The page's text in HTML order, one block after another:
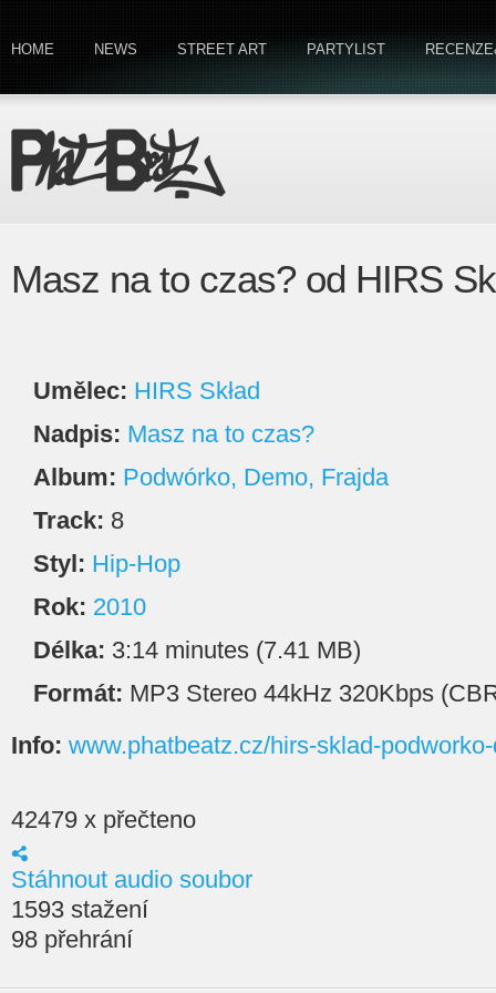
HOME NEWS STREET ART PARTYLIST
Masz na to czas? od HIRS
Umělec: HIRS Skład
Nadpis: Masz na to czas?
Album: Podwórko, Demo, Frajda
Track: 8
Styl: Hip-Hop
Rok: 2010
Délka: 3:14 minutes (7.41 MB)
Formát: MP3 Stereo 44kHz 320Kbps
Info: www.phatbeatz.cz/hirs-sklad-
42479 x přečteno
Stáhnout audio soubor
1593 stažení
98 přehrání